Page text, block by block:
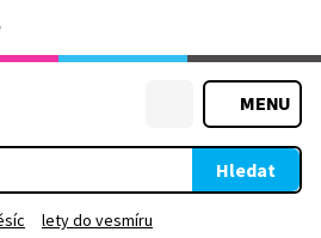
MENU
Hledat
lety do vesmíru